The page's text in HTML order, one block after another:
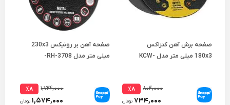
صفحه برش آهن کنزاکس
180x3 میلی متر مدل KCW-
۸۰۴,۰۰۰ ٪۸
۷۳۴,۰۰۰ تومان
صفحه آهن بر رونیکس 230x3
میلی متر مدل RH-3708-
۱,۷۲۴,۰۰۰ ٪۸
۱,۵۷۴,۰۰۰ تومان